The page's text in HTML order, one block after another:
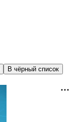
В чёрный список